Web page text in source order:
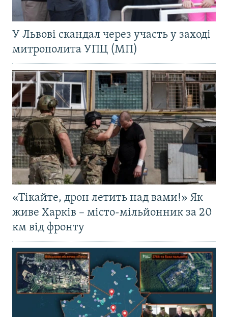
У Львові скандал через участь у заході
митрополита УПЦ (МП)
«Тікайте, дрон летить над вами!» Як
живе Харків – місто-мільйонник за 20
км від фронту